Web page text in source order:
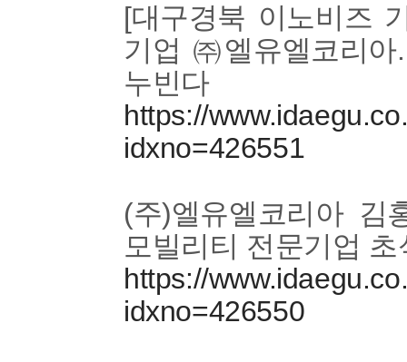
[대구경북 이노비즈
기업 ㈜엘유엘코리
누빈다
https://
idxno=426551
(주)엘유엘코리아 김
모빌리티 전문기업 초
https://
idxno=426550